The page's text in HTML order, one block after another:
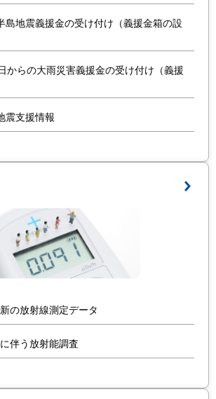
島地震義援金の受け付け（義援金箱の設
からの大雨災害義援金の受け付け（義援
震支援情報
の放射線測定データ
伴う放射能調査